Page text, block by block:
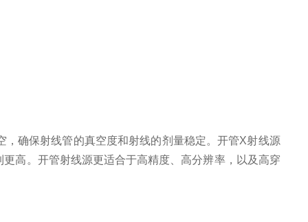
，确保射线管的真空度和射线的剂 量稳定。开管X射线源
更高 。开管射线源更适合于高精度 、高分辨率， 以及高穿